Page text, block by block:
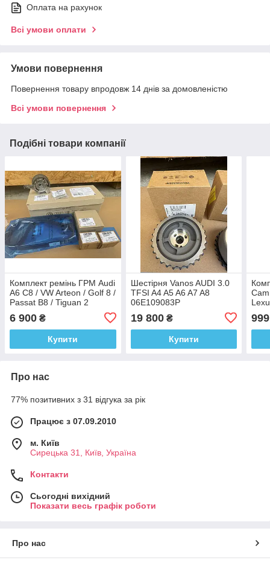
Оплата на рахунок
Всі умови оплати
Умови повернення
Повернення товару впродовж 14 днів за домовленістю
Всі умови повернення
Подібні товари компанії
Комплект ремінь ГРМ Audi
A6 С8 / VW Arteon / Golf 8 /
Passat B8 / Tiguan 2
04L198119J, 04L 198 119 J
6 900 ₴
Купити
Шестірня Vanos AUDI 3.0
TFSI A4 A5 A6 A7 A8
06E109083P
19 800₴
Купити
999
Про нас
77% позитивних з 31 відгука за рік
Працює з 07.09.2010
м. Київ
Сирецька 31, Київ, Україна
Контакти
Сьогодні вихідний
Показати весь графік роботи
Про нас